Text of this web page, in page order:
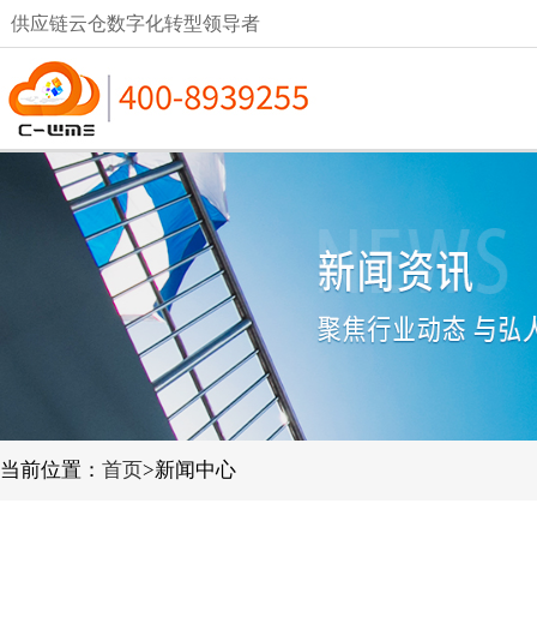
供应链云仓数字化转型领导者
当前位置： 首页>新闻中心